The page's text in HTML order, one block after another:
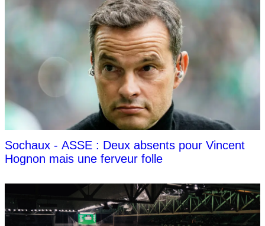
Sochaux - ASSE : Deux absents pour Vincent
Hognon mais une ferveur folle